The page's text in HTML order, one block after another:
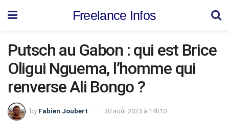
Freelance Infos
Putsch au Gabon : qui est Brice
Oligui Nguema, l’homme qui
renverse Ali Bongo ?
by Fabien Joubert 30 août 2023 à 14h10